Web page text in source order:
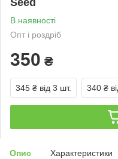
В наявності
Опт і роздріб
350 ₴
345 ₴ від 3 шт. 340 ₴
Опис Характеристики